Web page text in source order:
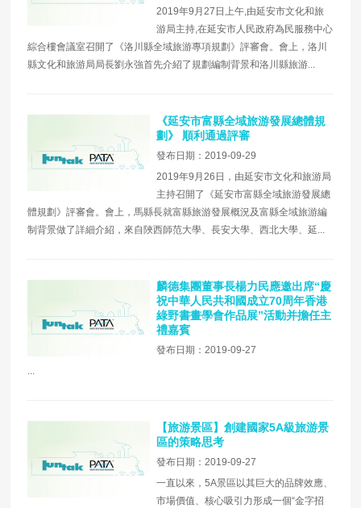
2019年9月27日上午,由延安市文化和旅
游局主持,在延安市人民政府為民服務中心
綜合樓會議室召開了《洛川縣全域旅游專項規劃》評審會。會上，洛川
縣文化和旅游局局長劉永強首先介紹了規劃編制背景和洛川縣旅游...
《延安市富縣全域旅游發展總體規
劃》 順利通過評審
發布日期：2019-09-29
2019年9月26日，由延安市文化和旅游局
主持召開了《延安市富縣全域旅游發展總
體規劃》評審會。會上，馬縣長就富縣旅游發展概況及富縣全域旅游編
制背景做了詳細介紹，來自陜西師范大學、長安大學、西北大學、延...
麟德集團董事長楊力民應邀出席“慶
祝中華人民共和國成立70周年香港
綠野書畫學會作品展”活動并擔任主
禮嘉賓
發布日期：2019-09-27
...
【旅游景區】創建國家5A級旅游景
區的策略思考
發布日期：2019-09-27
一直以來，5A景區以其巨大的品牌效應、
市場價值、核心吸引力形成一個“金字招